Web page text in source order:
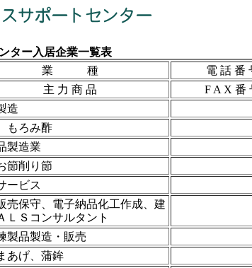
ター入居企業一覧表
業 種
電 話 番
主 力 商 品
F A X 番
造
もろみ酢
製造業
節削り節
ービス
売保守、電子納品化工作成、建
ＬＳコンサルタント
製品製造・販売
あげ、蒲鉾